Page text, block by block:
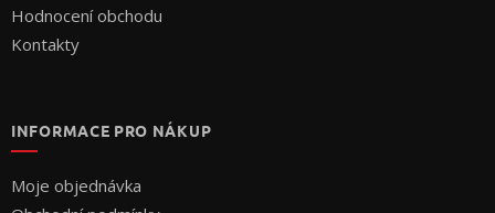
Hodnocení obchodu
Kontakty
INFORMACE PRO NÁKUP
Moje objednávka